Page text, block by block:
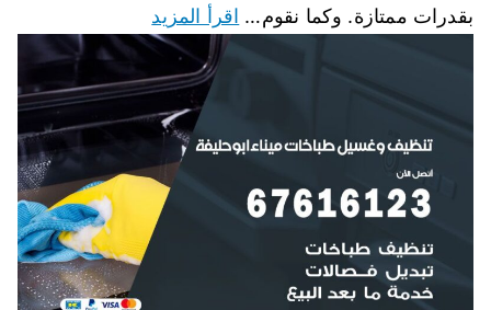
بقدرات ممتازة. وكما نقوم… اقرأ المزيد